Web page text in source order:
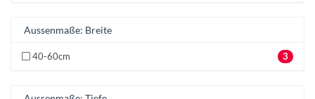
Aussenmaße: Breite
3
40-60cm